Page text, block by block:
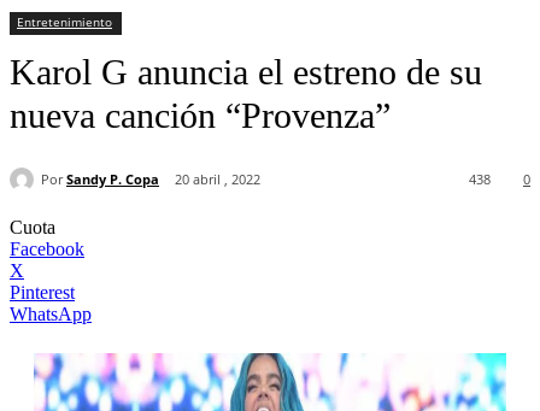
Entretenimiento
Karol G anuncia el estreno de su
nueva canción “Provenza”
Por Sandy P. Copa 20 abril , 2022 0
438
Cuota
Facebook
X
Pinterest
WhatsApp